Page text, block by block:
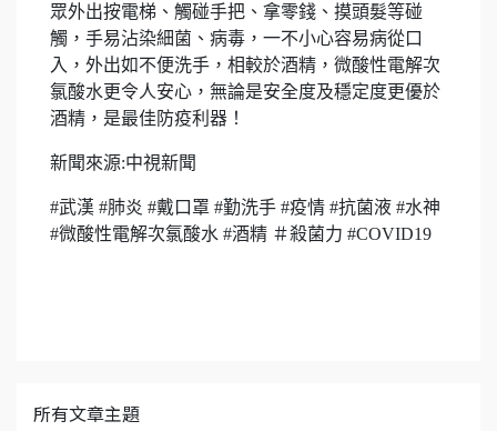
眾外出按電梯、觸碰手把、拿零錢、摸頭髮等碰
觸，手易沾染細菌、病毒，一不小心容易病從口
入，外出如不便洗手，相較於酒精，微酸性電解次
氯酸水更令人安心，無論是安全度及穩定度更優於
酒精，是最佳防疫利器！
新聞來源:中視新聞
#武漢 #肺炎 #戴口罩 #勤洗手 #疫情 #抗菌液 #水神
#微酸性電解次氯酸水 #酒精 ＃殺菌力 #COVID19
所有文章主題